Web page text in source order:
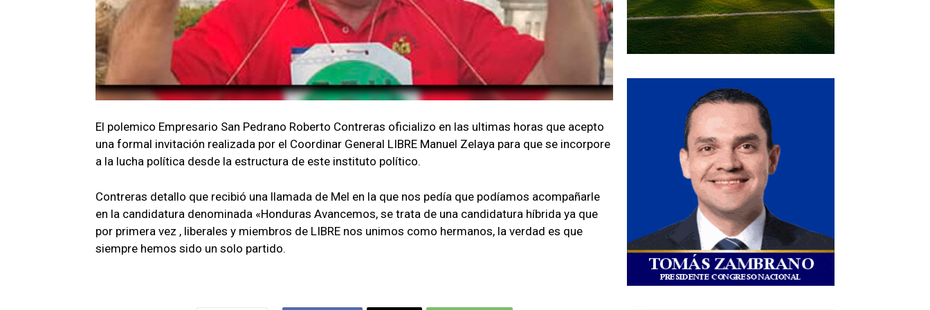
El polemico Empresario San Pedrano Roberto Contreras oficializo en las ultimas horas que acepto
una formal invitación realizada por el Coordinar General LIBRE Manuel Zelaya para que se incorpore
a la lucha política desde la estructura de este instituto político.
Contreras detallo que recibió una llamada de Mel en la que nos pedía que podíamos acompañarle
en la candidatura denominada «Honduras Avancemos, se trata de una candidatura híbrida ya que
por primera vez , liberales y miembros de LIBRE nos unimos como hermanos, la verdad es que
siempre hemos sido un solo partido.